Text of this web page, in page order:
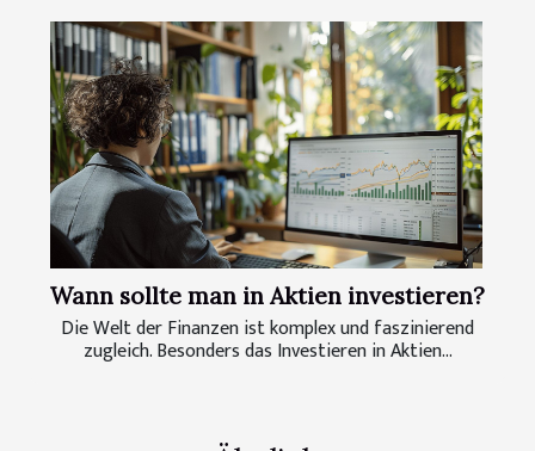
Wann sollte man in Aktien investieren?
Die Welt der Finanzen ist komplex und faszinierend
zugleich. Besonders das Investieren in Aktien...